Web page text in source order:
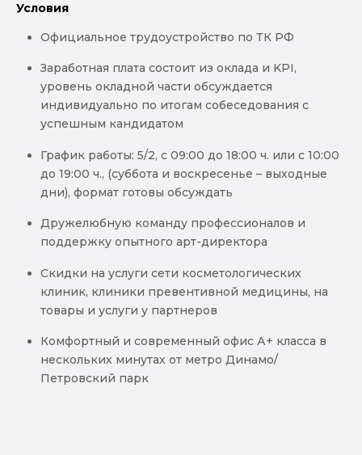
Условия
Официальное трудоустройство по ТК РФ
Заработная плата состоит из оклада и KPI,
уровень окладной части обсуждается
индивидуально по итогам собеседования с
успешным кандидатом
График работы: 5/2, с 09:00 до 18:00 ч. или с 10:00
до 19:00 ч., (суббота и воскресенье – выходные
дни), формат готовы обсуждать
Дружелюбную команду профессионалов и
поддержку опытного арт-директора
Скидки на услуги сети косметологических
клиник, клиники превентивной медицины, на
товары и услуги у партнеров
Комфортный и современный офис А+ класса в
нескольких минутах от метро Динамо/
Петровский парк